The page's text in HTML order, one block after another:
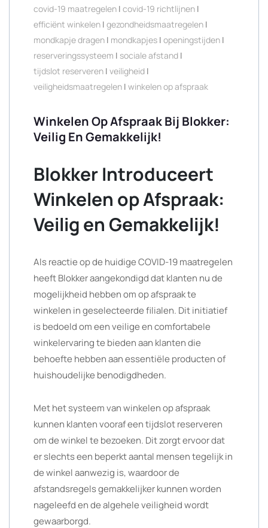
covid-19 maatregelen | covid-19 richtlijnen |
efficiënt winkelen | gezondheidsmaatregelen |
mondkapje dragen | mondkapjes | openingstijden |
reserveringssysteem | sociale afstand |
tijdslot reserveren | veiligheid |
veiligheidsmaatregelen | winkelen op afspraak
Winkelen Op Afspraak Bij Blokker:
Veilig En Gemakkelijk!
Blokker Introduceert
Winkelen op Afspraak:
Veilig en Gemakkelijk!
Als reactie op de huidige COVID-19 maatregelen
heeft Blokker aangekondigd dat klanten nu de
mogelijkheid hebben om op afspraak te
winkelen in geselecteerde filialen. Dit initiatief
is bedoeld om een veilige en comfortabele
winkelervaring te bieden aan klanten die
behoefte hebben aan essentiële producten of
huishoudelijke benodigdheden.
Met het systeem van winkelen op afspraak
kunnen klanten vooraf een tijdslot reserveren
om de winkel te bezoeken. Dit zorgt ervoor dat
er slechts een beperkt aantal mensen tegelijk in
de winkel aanwezig is, waardoor de
afstandsregels gemakkelijker kunnen worden
nageleefd en de algehele veiligheid wordt
gewaarborgd.